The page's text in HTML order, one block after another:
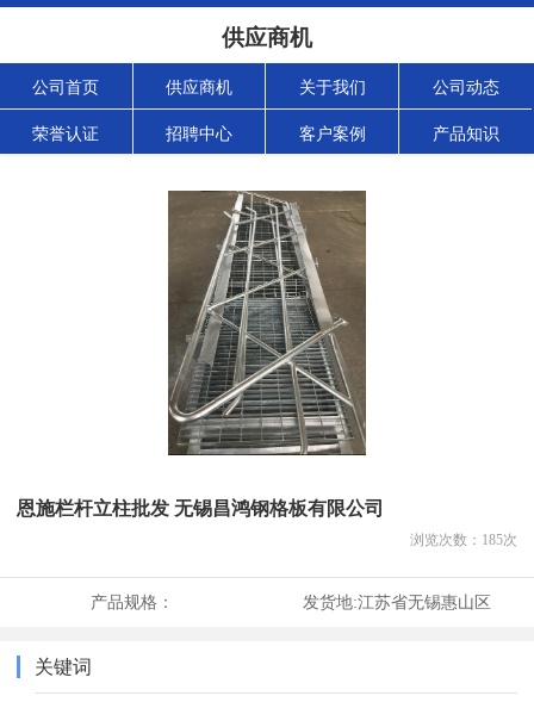
供应商机
公司首页 供应商机 关于我们 公司动态
荣誉认证 招聘中心 客户案例 产品知识
恩施栏杆立柱批发 无锡昌鸿钢格板有限公司
浏览次数： 185次
产品规格： 发货地:江苏省无锡惠山区
关键词